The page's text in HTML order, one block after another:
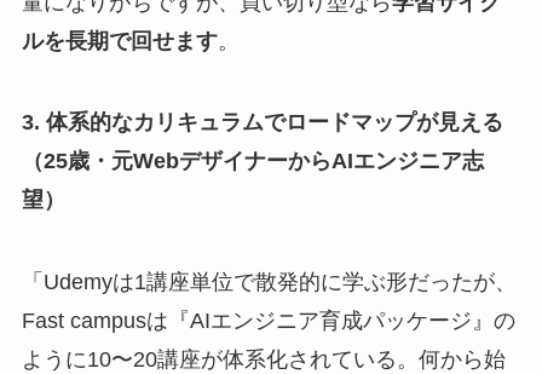
ルを長期で回せます。
3. 体系的なカリキュラムでロードマップが見える
（25歳・元WebデザイナーからAIエンジニア志
望）
「Udemyは1講座単位で散発的に学ぶ形だったが、
Fast campusは『AIエンジニア育成パッケージ』の
ように10〜20講座が体系化されている。何から始